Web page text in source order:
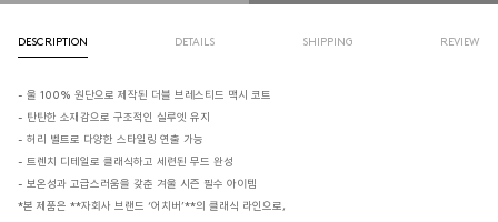
DESCRIPTION DETAILS SHIPPING REVIEW
- 울 100% 원단으로 제작된 더블 브레스티드 맥시 코트
- 탄탄한 소재감으로 구조적인 실루엣 유지
- 허리 벨트로 다양한 스타일링 연출 가능
- 트렌치 디테일로 클래식하고 세련된 무드 완성
- 보온성과 고급스러움을 갖춘 겨울 시즌 필수 아이템
*본 제품은 **자회사 브랜드 ‘어치버’**의 클래식 라인으로,